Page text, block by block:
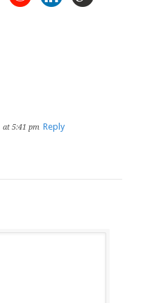
at 5:41 pm Reply